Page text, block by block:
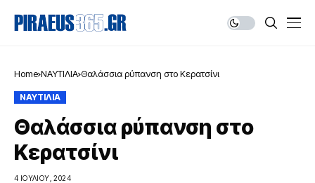
Home ΝΑΥΤΙΛΙΑ Θαλάσσια ρύπανση στο Κερατσίνι
ΝΑΥΤΙΛΙΑ
Θαλάσσια ρύπανση στο
Κερατσίνι
4 ΙΟΥΛΊΟΥ, 2024